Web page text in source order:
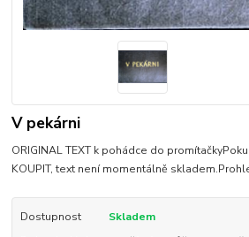
V pekárni
ORIGINAL TEXT k pohádce do
KOUPIT, text není momentálně
Dostupnost
Skladem